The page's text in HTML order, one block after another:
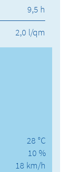
9,5 h
2,0 l/qm
28 °C
10 %
18 km/h